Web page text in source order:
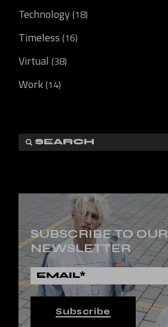
Technology (18)
Timeless (16)
Virtual (38)
Work(14)
SUBSCRIBE TO OUR
NEWSLETTER
Subscribe